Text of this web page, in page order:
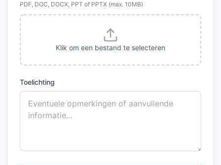
PDF, DOC, DOCX, PPT of PPTX (max. 10MB)
Klik om een bestand te selecteren
Toelichting